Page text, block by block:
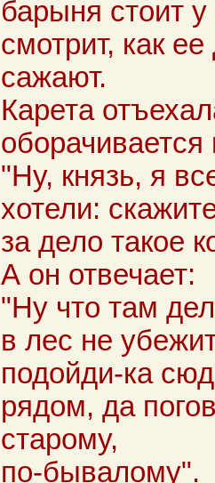
барыня стоит
смотрит, как
сажают.
Карета
оборачивается
"Ну, князь, я
хотели:
за дело такое
А он отвечает:
"Ну что там
в лес не
подойди-ка
рядом, да
старому,
по-бывалому".